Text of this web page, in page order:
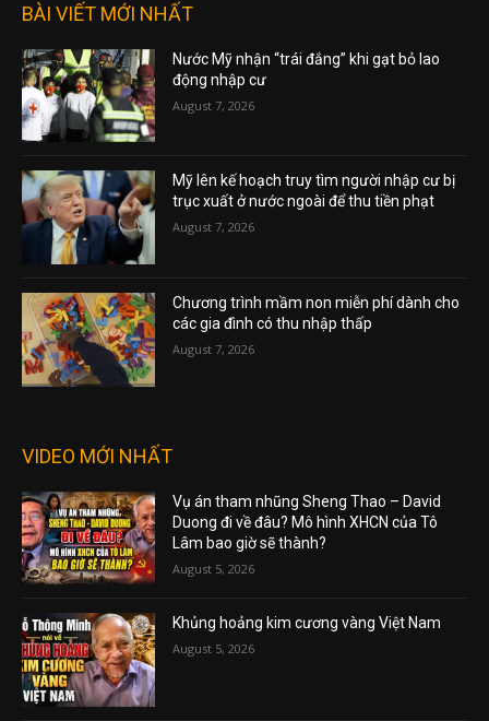
BÀI VIẾT MỚI NHẤT
Nước Mỹ nhận “trái đắng” khi gạt bỏ lao
động nhập cư
August 7, 2026
Mỹ lên kế hoạch truy tìm người nhập cư bị
trục xuất ở nước ngoài để thu tiền phạt
August 7, 2026
Chương trình mầm non miễn phí dành cho
các gia đình có thu nhập thấp
August 7, 2026
VIDEO MỚI NHẤT
Vụ án tham nhũng Sheng Thao – David
Duong đi về đâu? Mô hình XHCN của Tô
Lâm bao giờ sẽ thành?
August 5, 2026
Khủng hoảng kim cương vàng Việt Nam
August 5, 2026